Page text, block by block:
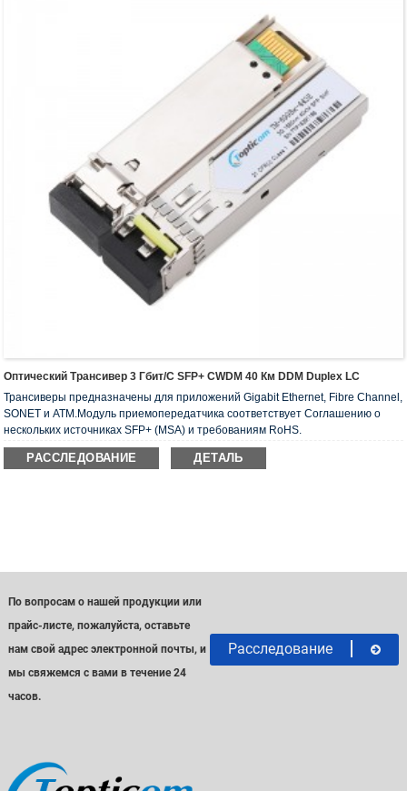
Оптический Трансивер 3 Гбит/с SFP+ CWDM 40 Км DDM Duplex LC
Трансиверы предназначены для приложений Gigabit Ethernet, Fibre Channel,
SONET и ATM.Модуль приемопередатчика соответствует Соглашению о
нескольких источниках SFP+ (MSA) и требованиям RoHS.
РАССЛЕДОВАНИЕ ДЕТАЛЬ
По вопросам о нашей продукции или
прайс-листе, пожалуйста, оставьте
нам свой адрес электронной почты, и
мы свяжемся с вами в течение 24
часов.
Расследование